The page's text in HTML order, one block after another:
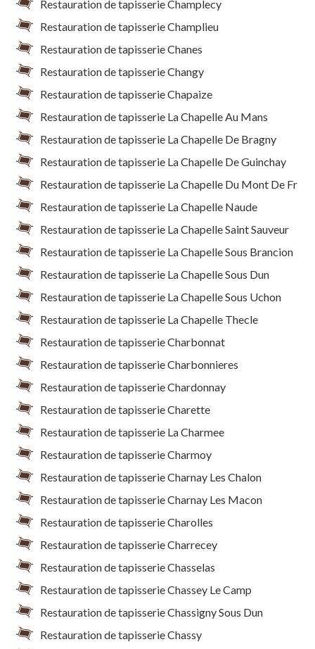
Restauration de tapisserie Champlecy
Restauration de tapisserie Champlieu
Restauration de tapisserie Chanes
Restauration de tapisserie Changy
Restauration de tapisserie Chapaize
Restauration de tapisserie La Chapelle Au Mans
Restauration de tapisserie La Chapelle De Bragny
Restauration de tapisserie La Chapelle De Guinchay
Restauration de tapisserie La Chapelle Du Mont De Fr
Restauration de tapisserie La Chapelle Naude
Restauration de tapisserie La Chapelle Saint Sauveur
Restauration de tapisserie La Chapelle Sous Brancion
Restauration de tapisserie La Chapelle Sous Dun
Restauration de tapisserie La Chapelle Sous Uchon
Restauration de tapisserie La Chapelle Thecle
Restauration de tapisserie Charbonnat
Restauration de tapisserie Charbonnieres
Restauration de tapisserie Chardonnay
Restauration de tapisserie Charette
Restauration de tapisserie La Charmee
Restauration de tapisserie Charmoy
Restauration de tapisserie Charnay Les Chalon
Restauration de tapisserie Charnay Les Macon
Restauration de tapisserie Charolles
Restauration de tapisserie Charrecey
Restauration de tapisserie Chasselas
Restauration de tapisserie Chassey Le Camp
Restauration de tapisserie Chassigny Sous Dun
Restauration de tapisserie Chassy